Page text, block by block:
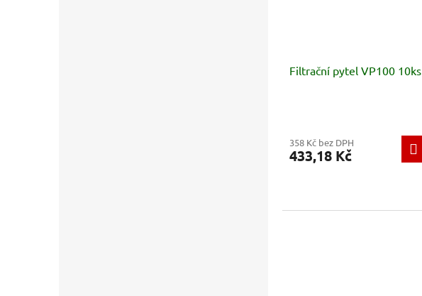
Filtrační pytel VP100 10ks
358 Kč bez DPH
433,18 Kč